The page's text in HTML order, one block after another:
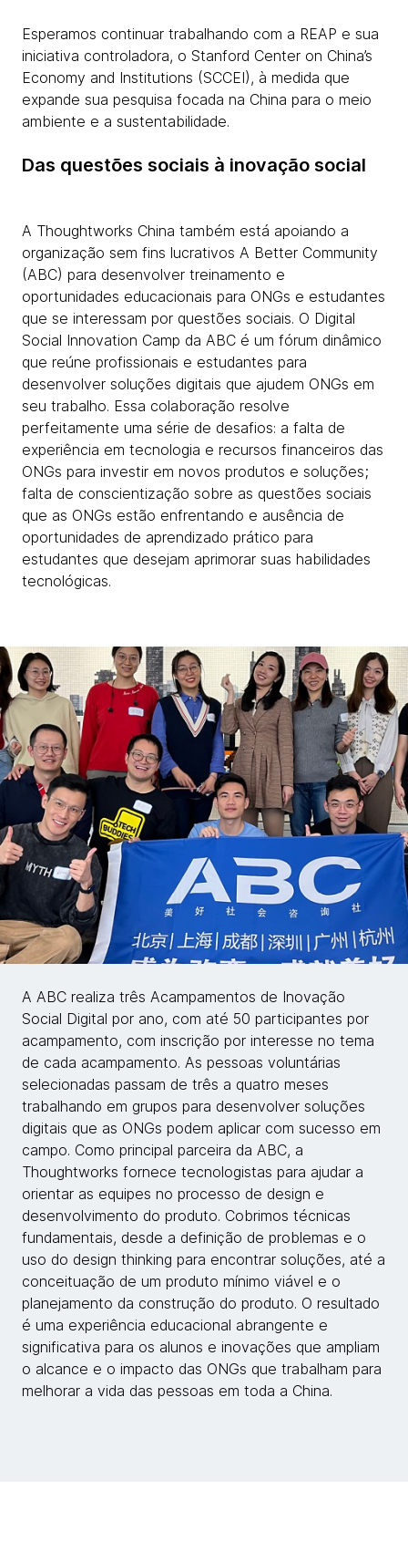
Esperamos continuar trabalhando com a REAP e sua
iniciativa controladora, o Stanford Center on China’s
Economy and Institutions (SCCEI), à medida que
expande sua pesquisa focada na China para o meio
ambiente e a sustentabilidade.
Das questões sociais à inovação social
A Thoughtworks China também está apoiando a
organização sem fins lucrativos A Better Community
(ABC) para desenvolver treinamento e
oportunidades educacionais para ONGs e estudantes
que se interessam por questões sociais. O Digital
Social Innovation Camp da ABC é um fórum dinâmico
que reúne profissionais e estudantes para
desenvolver soluções digitais que ajudem ONGs em
seu trabalho. Essa colaboração resolve
perfeitamente uma série de desafios: a falta de
experiência em tecnologia e recursos financeiros das
ONGs para investir em novos produtos e soluções;
falta de conscientização sobre as questões sociais
que as ONGs estão enfrentando e ausência de
oportunidades de aprendizado prático para
estudantes que desejam aprimorar suas habilidades
tecnológicas.
A ABC realiza três Acampamentos de Inovação
Social Digital por ano, com até 50 participantes por
acampamento, com inscrição por interesse no tema
de cada acampamento. As pessoas voluntárias
selecionadas passam de três a quatro meses
trabalhando em grupos para desenvolver soluções
digitais que as ONGs podem aplicar com sucesso em
campo. Como principal parceira da ABC, a
Thoughtworks fornece tecnologistas para ajudar a
orientar as equipes no processo de design e
desenvolvimento do produto. Cobrimos técnicas
fundamentais, desde a definição de problemas e o
uso do design thinking para encontrar soluções, até a
conceituação de um produto mínimo viável e o
planejamento da construção do produto. O resultado
é uma experiência educacional abrangente e
significativa para os alunos e inovações que ampliam
o alcance e o impacto das ONGs que trabalham para
melhorar a vida das pessoas em toda a China.